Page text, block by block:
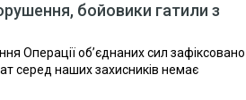
бойовики гатили з
Операції об’єднаних сил зафіксовано
серед наших захисників немає